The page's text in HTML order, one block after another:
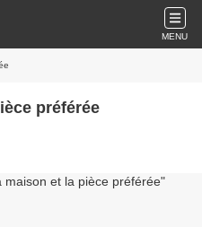
MENU
préférée